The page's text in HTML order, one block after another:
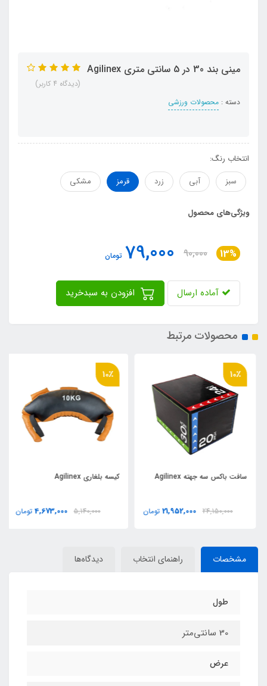
مینی بند 30 در 5 سانتی متری Agilinex
دسته : محصولات ورزشی
(دیدگاه 4 کاربر)
انتخاب رنگ:
سبز
آبی زرد قرمز مشکی
ویژگی‌های محصول
13%
90,000
79,000 تومان
آماده ارسال
محصولات مرتبط
سافت باکس سه جهته Agilinex
24,150,000
10٪
21,952,000 تومان
کیسه بلغاری Agilinex
5,140,000
10٪
4,673,000 تومان
مشخصات راهنمای انتخاب دیدگاه‌ها
طول
30 سانتی‌متر
عرض